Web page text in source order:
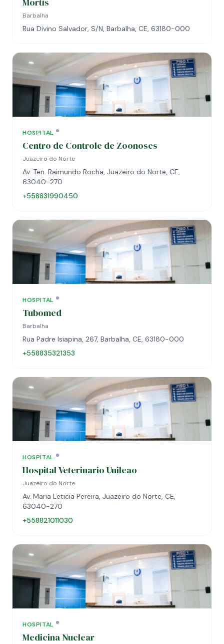
Barbalha
Rua Divino Salvador, S/N, Barbalha, CE, 63180-000
HOSPITAL
Centro de Controle de Zoonoses
Juazeiro do Norte
Av. Ten. Raimundo Rocha, Juazeiro do Norte, CE,
63040-270
+558831990450
HOSPITAL
Tubomed
Barbalha
Rua Padre Isiapina, 267, Barbalha, CE, 63180-000
+558835321353
HOSPITAL
Hospital Veterinario Unileao
Juazeiro do Norte
Av. Maria Leticia Pereira, Juazeiro do Norte, CE,
63040-270
+558821011030
HOSPITAL
Medicina Nuclear